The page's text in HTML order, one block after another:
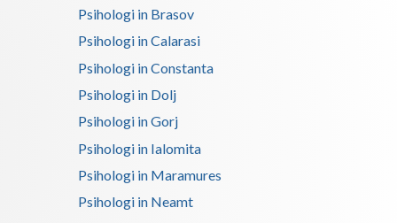
Tulcea
Valcea
Vaslui
Vrancea
hiperactivitate/deficit de atentie)
Interventie psihoterapeutica in
tulburarea de somatizare
Interventie psihoterapeutica in
tulburarea opozitionismul provocator
Interventie psihoterapeutica in
Interventie psihoterapeutica prin
Psihologi in Brasov
Psihologi in Calarasi
Psihologi in Constanta
Psihologi in Dolj
Psihologi in Gorj
Psihologi in Ialomita
Psihologi in Maramures
Psihologi in Neamt